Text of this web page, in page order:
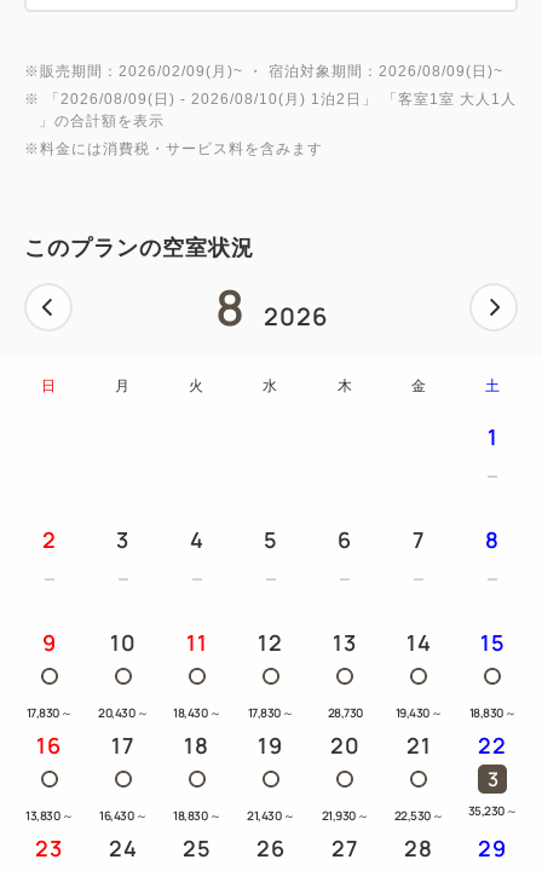
※販売期間：2026/02/09(月)~ ・ 宿泊対象期間：2026/08/09(日)~
※ 「 2026/08/09(日) - 2026/08/10(月) 1泊2日 」 「客室1室 大人1人
」の合計額を表示
※料金には消費税・サービス料を含みます
このプランの空室状況
8 2026
日 月 火 水 木 金 土
1
2 3 4 5 6 7 8
9
17,830 ～
10
20,430 ～
11
18,430 ～
12
17,830 ～
13
28,730
14
19,430 ～
15
18,830 ～
16
13,830 ～
17
16,430 ～
18
18,830 ～
19
21,430 ～
20
21,930 ～
21
22,530 ～
22
3
35,230 ～
23 24 25 26 27 28 29